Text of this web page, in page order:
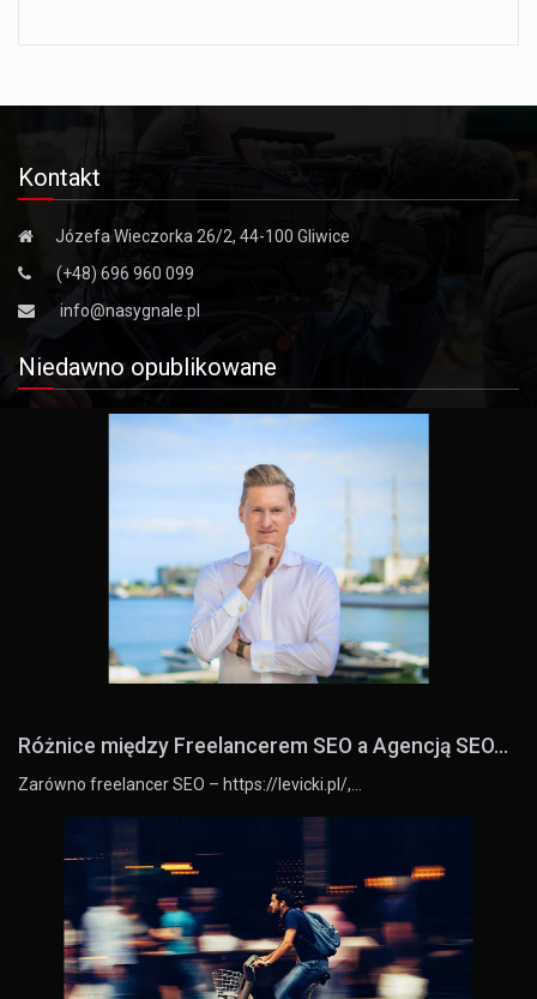
Kontakt
Józefa Wieczorka 26/2, 44-100 Gliwice
(+48) 696 960 099
info@nasygnale.pl
Niedawno opublikowane
Różnice między Freelancerem SEO a Agencją SEO...
Zarówno freelancer SEO – https://levicki.pl/,…